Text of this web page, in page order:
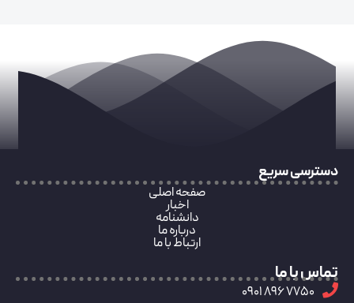
دسترسی سریع
صفحه اصلی
اخبار
دانشنامه
درباره ما
ارتباط با ما
تماس با ما
7750 896 0901